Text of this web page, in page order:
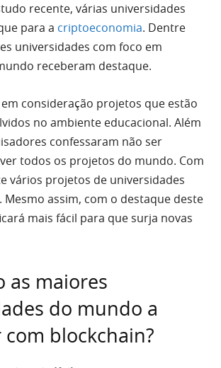
recente, várias universidades
para a criptoeconomia. Dentre
universidades com foco em
receberam destaque.
consideração projetos que estão
no ambiente educacional. Além
confessaram não ser
todos os projetos do mundo. Com
vários projetos de universidades
assim, com o destaque deste
mais fácil para que surja novas
as maiores
do mundo a
blockchain?